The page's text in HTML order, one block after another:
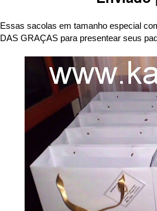
Essas sacolas em tamanho especial
DAS GRAÇAS para presentear seus